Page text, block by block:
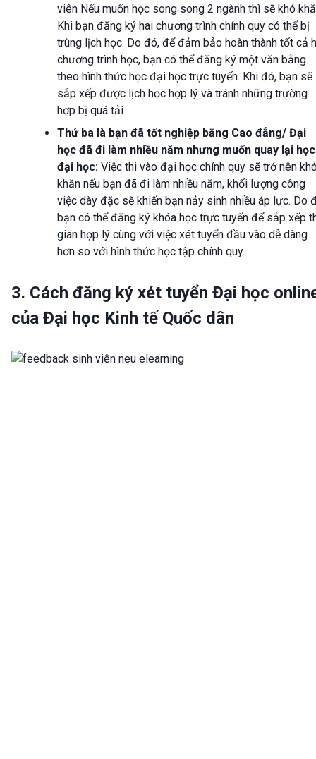
viên Nếu muốn học song song 2 ngành thì sẽ khó
Khi bạn đăng ký hai chương trình chính quy có thể bị
trùng lịch học. Do đó, để đảm bảo hoàn thành tốt cả
chương trình học, bạn có thể đăng ký một văn bằng
theo hình thức học đại học trực tuyến. Khi đó, bạn sẽ
sắp xếp được lịch học hợp lý và tránh những trường
hợp bị quá tải.
Thứ ba là bạn đã tốt nghiệp bằng Cao đẳng/ Đại
học đã đi làm nhiều năm nhưng muốn quay lại học
đại học: Việc thi vào đại học chính quy sẽ trở nên
khăn nếu bạn đã đi làm nhiều năm, khối lượng công
việc dày đặc sẽ khiến bạn nảy sinh nhiều áp lực. Do
bạn có thể đăng ký khóa học trực tuyến để sắp xếp
gian hợp lý cùng với việc xét tuyển đầu vào dễ dàng
hơn so với hình thức học tập chính quy.
3. Cách đăng ký xét tuyển Đại học
của Đại học Kinh tế Quốc dân